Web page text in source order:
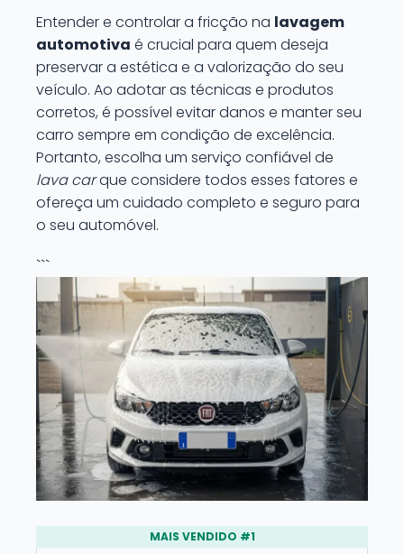
Entender e controlar a fricção na lavagem
automotiva é crucial para quem deseja
preservar a estética e a valorização do seu
veículo. Ao adotar as técnicas e produtos
corretos, é possível evitar danos e manter seu
carro sempre em condição de excelência.
Portanto, escolha um serviço confiável de
lava carque considere todos esses fatores e
ofereça um cuidado completo e seguro para
o seu automóvel.
```
MAIS VENDIDO #1